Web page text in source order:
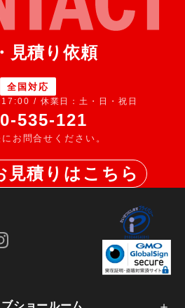
見積り依頼
全国対応
/ 休業日：土・日・祝日
535-121
お問合せください。
見積りはこちら